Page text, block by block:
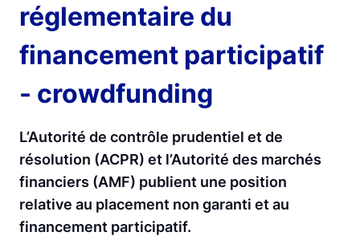
réglementaire du
financement participatif
- crowdfunding
L’Autorité de contrôle prudentiel et de
résolution (ACPR) et l’Autorité des marchés
financiers (AMF) publient une position
relative au placement non garanti et au
financement participatif.